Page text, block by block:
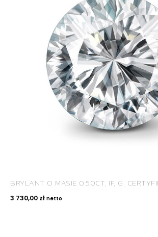
BRYLANT O MASIE 0.50CT, IF, G,
3 730,00 zł netto